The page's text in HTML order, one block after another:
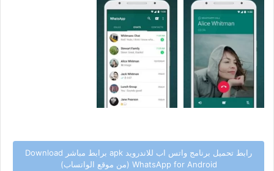
رابط تحميل برنامج واتس اب للاندرويد apk برابط مباشر Download
WhatsApp for Android (من موقع الواتساب)